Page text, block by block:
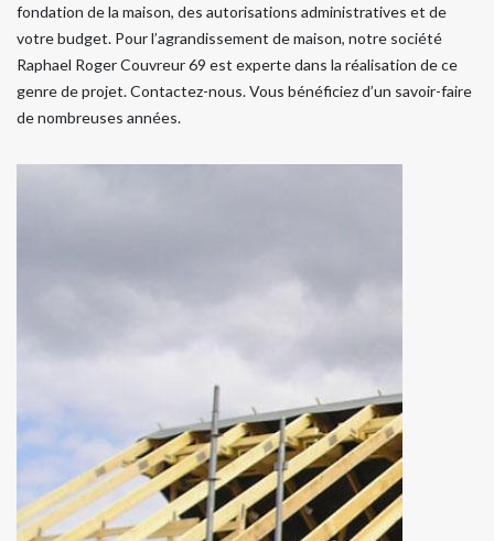
fondation de la maison, des autorisations administratives et de
votre budget. Pour l’agrandissement de maison, notre société
Raphael Roger Couvreur 69 est experte dans la réalisation de ce
genre de projet. Contactez-nous. Vous bénéficiez d’un savoir-faire
de nombreuses années.